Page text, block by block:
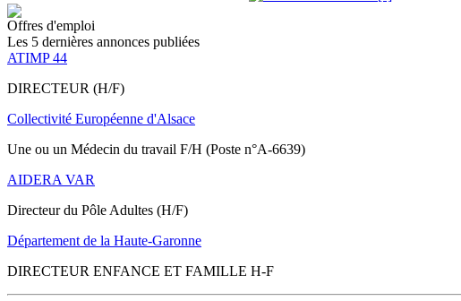
Offres d'emploi
Les 5 dernières annonces publiées
ATIMP 44
DIRECTEUR (H/F)
Collectivité Européenne d'Alsace
Une ou un Médecin du travail F/H (Poste n°A-6639)
AIDERA VAR
Directeur du Pôle Adultes (H/F)
Département de la Haute-Garonne
DIRECTEUR ENFANCE ET FAMILLE H-F